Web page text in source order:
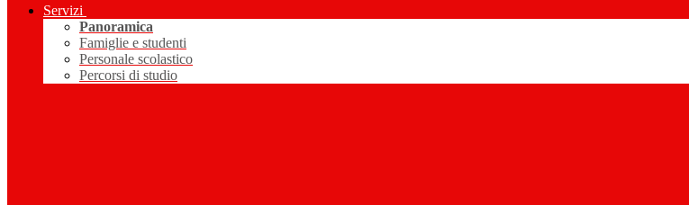
Servizi
Panoramica
Famiglie e studenti
Personale scolastico
Percorsi di studio